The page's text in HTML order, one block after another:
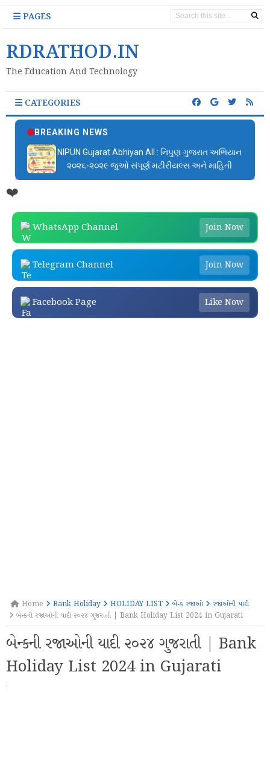
PAGES
RDRATHOD.IN
The Education And Technology
CATEGORIES
BREAKING NEWS
NIPUN Gujarat Abhiyan All : નિપુણ ગુજરાત અભિયાન
૨૦૨૬-૨૦૨૯ જુઓ સંપૂર્ણ મટીરીયલ્સ અને માહિતી
❤️
WhatsApp Channel Join Now
Telegram Channel Join Now
Facebook Page Like Now
Home Bank Holiday HOLIDAY LIST બેન્ક રજાઓ
રજાઓની યાદી
બેન્કની રજાઓની યાદી ૨૦૨૪ ગુજરાતી | Bank Holiday List 2024 in Gujarati
બેન્કની રજાઓની યાદી ૨૦૨૪ ગુજરાતી | Bank
Holiday List 2024 in Gujarati
·